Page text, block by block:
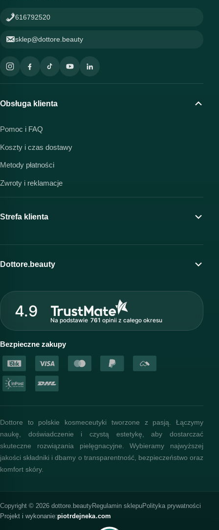
616792520
sklep@dottore.beauty
Obsługa klienta
Pomoc i FAQ
Koszty i czas dostawy
Metody płatności
Zwroty i reklamacje
Strefa klienta
Moje konto
Program lojalnościowy
Strefa profesjonalisty
Dottore.beauty
O marce Dottore
Nasz zespół
Akademia i szkolenia
Baza wiedzy
4.9
Na podstawie 761 opinii z całego okresu
Bezpieczne zakupy
Dottore to polskie kosmeceutyki tworzone z pasją. Łączymy
naukę, doświadczenie i czystą estetykę, aby dostarczać
skuteczne rozwiązania pielęgnacyjne. Wybieramy najwyższej
jakości składniki i dbamy o transparentność, bezpieczeństwo oraz
komfort skóry.
Copyright © 2026 dottore.beautyRegulamin sklepuPolityka prywatności
Projekt i wykonanie:piotrdejneka.com